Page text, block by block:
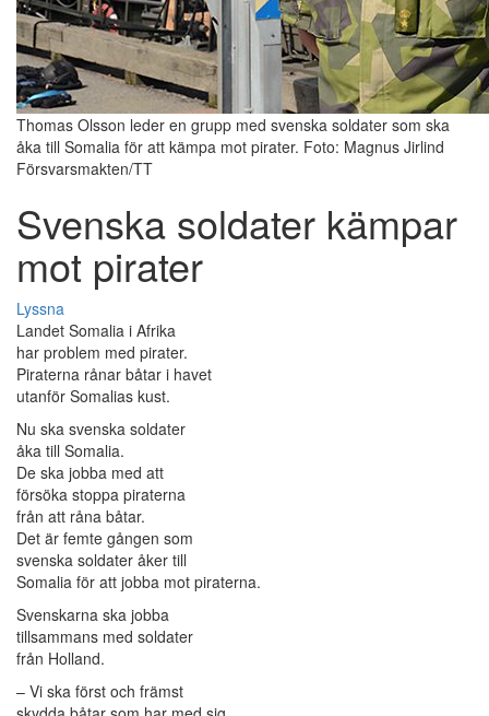
Thomas Olsson leder en grupp med svenska soldater som ska
åka till Somalia för att kämpa mot pirater. Foto: Magnus Jirlind
Försvarsmakten/TT
Svenska soldater kämpar
mot pirater
Lyssna
Landet Somalia i Afrika
har problem med pirater.
Piraterna rånar båtar i havet
utanför Somalias kust.
Nu ska svenska soldater
åka till Somalia.
De ska jobba med att
försöka stoppa piraterna
från att råna båtar.
Det är femte gången som
svenska soldater åker till
Somalia för att jobba mot piraterna.
Svenskarna ska jobba
tillsammans med soldater
från Holland.
– Vi ska först och främst